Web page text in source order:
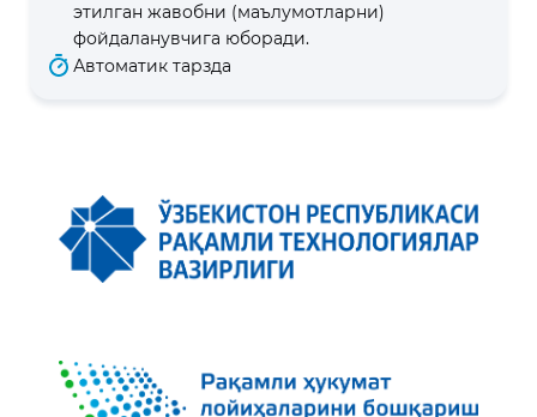
этилган жавобни (маълумотларни)
фойдаланувчига юборади.
Автоматик тарзда